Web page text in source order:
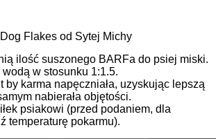
Flakes od Sytej Michy
ilość suszonego BARFa do psiej miski.
w stosunku 1:1.5.
by karma napęczniała, uzyskując lepszą
nabierała objętości.
psiakowi (przed podaniem, dla
temperaturę pokarmu).